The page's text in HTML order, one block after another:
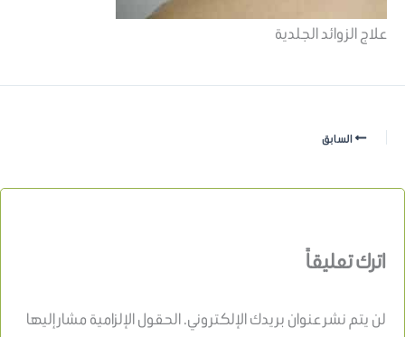
علاج الزوائد الجلدية
السابق
اترك تعليقاً
لن يتم نشر عنوان بريدك الإلكتروني.الحقول الإلزامية مشار إليها